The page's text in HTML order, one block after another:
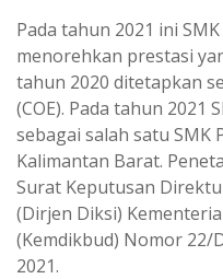
Pada tahun 2021 ini
menorehkan prestasi
tahun 2020 ditetapkan
(COE). Pada tahun 2021
sebagai salah satu SMK
Kalimantan Barat.
Surat Keputusan
(Dirjen Diksi)
(Kemdikbud) Nomor 22/
2021.